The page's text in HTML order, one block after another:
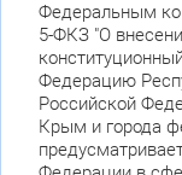
Федеральным
5-ФКЗ "О
Федерацию
Российской
Крым и города